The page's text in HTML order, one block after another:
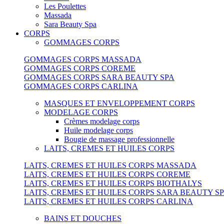
Les Poulettes
Massada
Sara Beauty Spa
CORPS
GOMMAGES CORPS
GOMMAGES CORPS MASSADA
GOMMAGES CORPS COREME
GOMMAGES CORPS SARA BEAUTY SPA
GOMMAGES CORPS CARLINA
MASQUES ET ENVELOPPEMENT CORPS
MODELAGE CORPS
Crèmes modelage corps
Huile modelage corps
Bougie de massage professionnelle
LAITS, CREMES ET HUILES CORPS
LAITS, CREMES ET HUILES CORPS MASSADA
LAITS, CREMES ET HUILES CORPS COREME
LAITS, CREMES ET HUILES CORPS BIOTHALYS
LAITS, CREMES ET HUILES CORPS SARA BEAUTY
LAITS, CREMES ET HUILES CORPS CARLINA
BAINS ET DOUCHES